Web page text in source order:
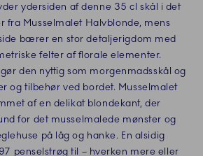
ydersiden af denne 35 cl skål i det
fra Musselmalet Halvblonde, mens
bærer en stor detaljerigdom med
felter af florale elementer.
den nyttig som morgenmadsskål og
og tilbehør ved bordet. Musselmalet
af en delikat blondekant, der
for det musselmalede mønster og
på låg og hanke. En alsidig
penselstrøg til – hverken mere eller